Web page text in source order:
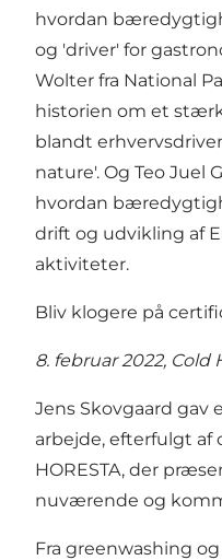
hvordan
og 'driver' for
Wolter fra National
historien om et
blandt
nature'. Og Teo Juel
hvordan
drift og udvikling af
aktiviteter.
Bliv klogere på
8. februar 2022, Cold
Jens Skovgaard gav
arbejde, efterfulgt af
HORESTA, der
nuværende og
Fra greenwashing